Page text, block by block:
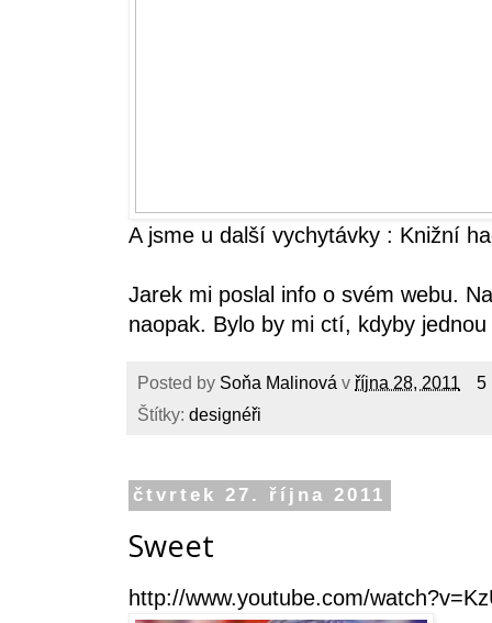
A jsme u další vychytávky : Knižní
Jarek mi poslal info o svém webu.
naopak. Bylo by mi ctí, kdyby
Posted by Soňa Malinová v října 28, 2011
5
Štítky: designéři
čtvrtek 27. října 2011
Sweet
http://www.youtube.com/